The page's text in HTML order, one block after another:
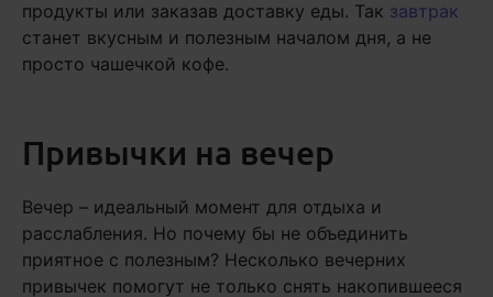
продукты или заказав доставку еды. Так завтрак
станет вкусным и полезным началом дня, а не
просто чашечкой кофе.
Привычки на вечер
Вечер – идеальный момент для отдыха и
расслабления. Но почему бы не объединить
приятное с полезным? Несколько вечерних
привычек помогут не только снять накопившееся